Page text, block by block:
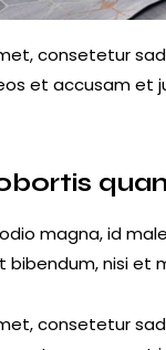
consetetur
et accusam et
magna, id
nisi et
consetetur